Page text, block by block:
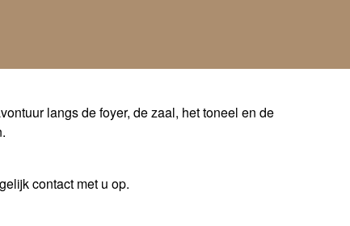
langs de foyer, de zaal, het toneel en de
contact met u op.